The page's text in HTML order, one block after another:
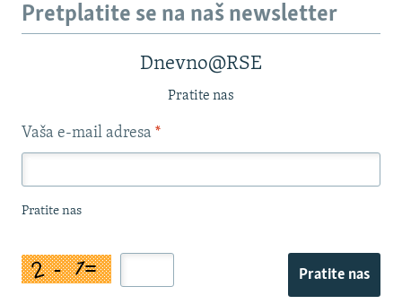
Pretplatite se na naš newsletter
Dnevno@RSE
Pratite nas
Vaša e-mail adresa *
Pratite nas
Pratite nas